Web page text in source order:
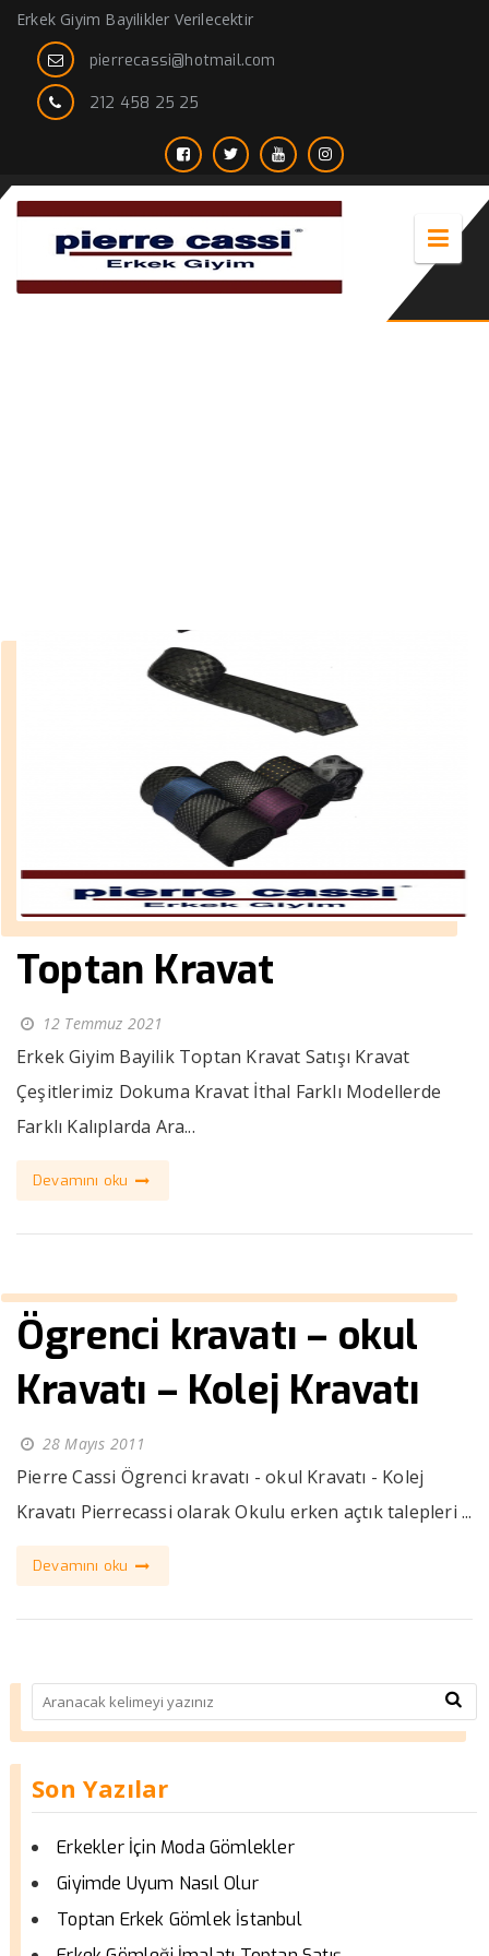
Erkek Giyim Bayilikler Verilecektir
pierrecassi@hotmail.com
212 458 25 25
Toptan Kravat
12 Temmuz 2021
Erkek Giyim Bayilik Toptan Kravat Satışı Kravat
Çeşitlerimiz Dokuma Kravat İthal Farklı Modellerde
Farklı Kalıplarda Ara...
Devamını oku
Ögrenci kravatı – okul
Kravatı – Kolej Kravatı
28 Mayıs 2011
Pierre Cassi Ögrenci kravatı - okul Kravatı - Kolej
Kravatı Pierrecassi olarak Okulu erken açtık talepleri ...
Devamını oku
Son Yazılar
Erkekler İçin Moda Gömlekler
Giyimde Uyum Nasıl Olur
Toptan Erkek Gömlek İstanbul